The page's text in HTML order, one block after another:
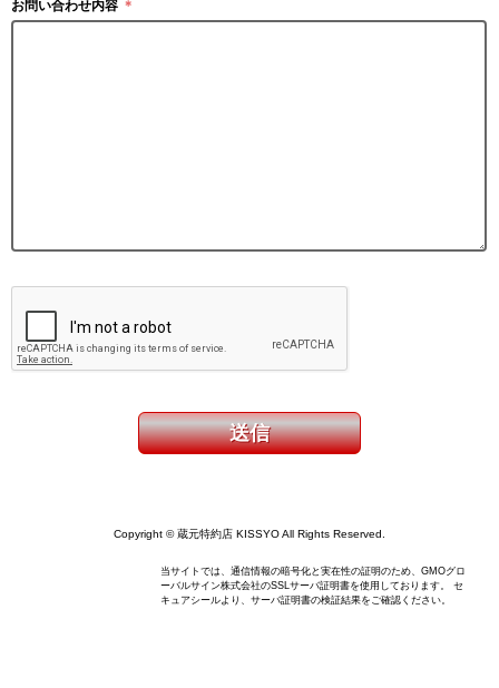
お問い合わせ内容 ＊
Copyright © 蔵元特約店 KISSYO All Rights Reserved.
当サイトでは、通信情報の暗号化と実在性の証明のため、GMOグロ
ーバルサイン株式会社のSSLサーバ証明書を使用しております。 セ
キュアシールより、サーバ証明書の検証結果をご確認ください。